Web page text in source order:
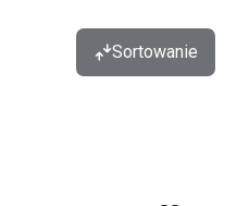
Sortowanie